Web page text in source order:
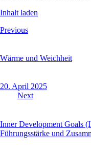
Inhalt laden
Previous
Wärme und Weichheit
20. April 2025
Next
Inner Development Goals
Führungsstärke und